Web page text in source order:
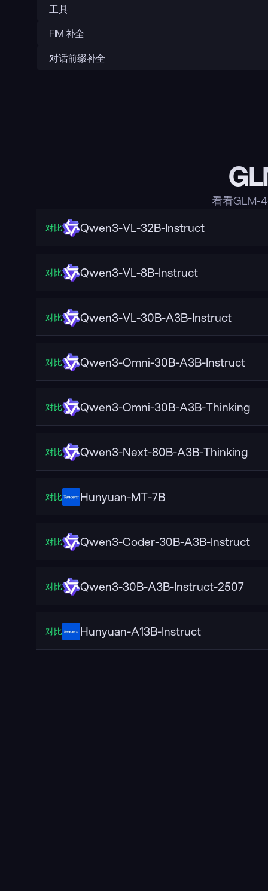
工具
FIM 补全
对话前缀补全
看看GLM-
对比 Qwen3-VL-32B-Instruct
对比 Qwen3-VL-8B-Instruct
对比 Qwen3-VL-30B-A3B-Instruct
对比 Qwen3-Omni-30B-A3B-Instruct
对比 Qwen3-Omni-30B-A3B-Thinking
对比 Qwen3-Next-80B-A3B-Thinking
对比 Hunyuan-MT-7B
对比 Qwen3-Coder-30B-A3B-Instruct
对比 Qwen3-30B-A3B-Instruct-2507
对比 Hunyuan-A13B-Instruct